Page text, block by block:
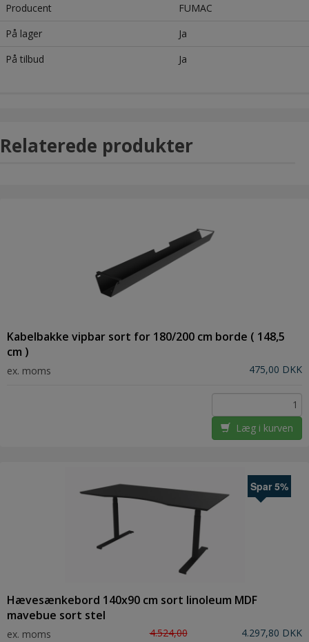
Producent
FUMAC
På lager
Ja
På tilbud
Ja
Relaterede produkter
Kabelbakke vipbar sort for 180/200 cm borde ( 148,5
cm )
ex. moms 475,00 DKK
Læg i kurven
Spar 5%
Hævesænkebord 140x90 cm sort linoleum MDF
mavebue sort stel
ex. moms 4.524,00 4.297,80 DKK